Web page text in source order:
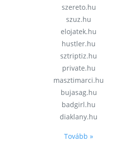
szereto.hu
szuz.hu
elojatek.hu
hustler.hu
sztriptiz.hu
private.hu
masztimarci.hu
bujasag.hu
badgirl.hu
diaklany.hu
Tovább »